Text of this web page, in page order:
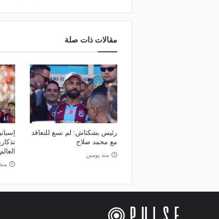
مقالات ذات صلة
رئيس بشكتاش: لم نسع للتعاقد
مع محمد صلاح
منذ يومين
العالم
منذ 6